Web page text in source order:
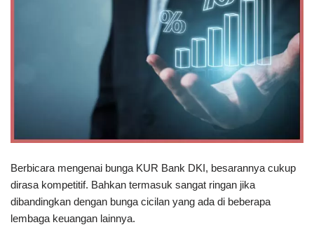
Berbicara mengenai bunga KUR Bank DKI, besarannya cukup
dirasa kompetitif. Bahkan termasuk sangat ringan jika
dibandingkan dengan bunga cicilan yang ada di beberapa
lembaga keuangan lainnya.